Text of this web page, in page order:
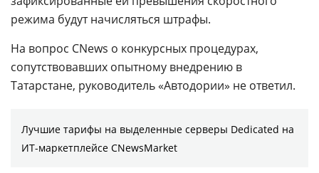
режима будут начисляться штрафы.
На вопрос CNews о конкурсных процедурах,
сопутствовавших опытному внедрению в
Татарстане, руководитель «Автодории» не ответил.
Лучшие тарифы на выделенные серверы Dedicated на
ИТ-маркетплейсе CNewsMarket